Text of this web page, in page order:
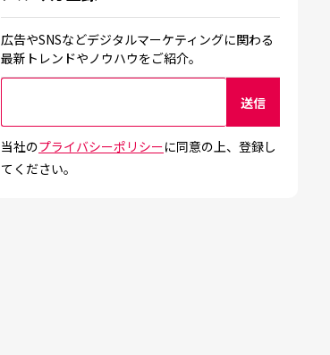
広告やSNSなどデジタルマーケティングに関わる
最新トレンドやノウハウをご紹介。
当社のプライバシーポリシーに同意の上、登録し
てください。